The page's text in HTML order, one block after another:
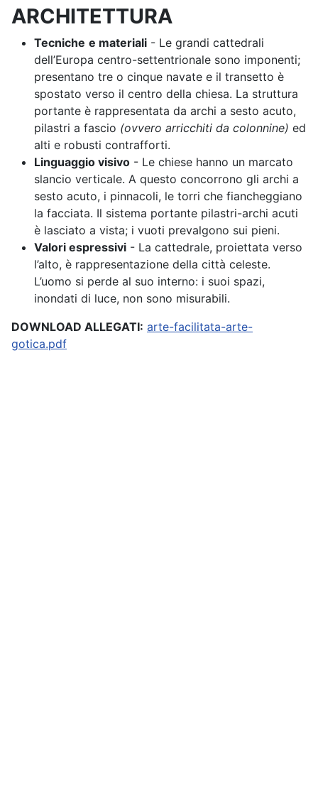
ARCHITETTURA
Tecniche e materiali - Le grandi cattedrali
dell’Europa centro-settentrionale sono imponenti;
presentano tre o cinque navate e il transetto è
spostato verso il centro della chiesa. La struttura
portante è rappresentata da archi a sesto acuto,
pilastri a fascio (ovvero arricchiti da colonnine) ed
alti e robusti contrafforti.
Linguaggio visivo - Le chiese hanno un marcato
slancio verticale. A questo concorrono gli archi a
sesto acuto, i pinnacoli, le torri che fiancheggiano
la facciata. Il sistema portante pilastri-archi acuti
è lasciato a vista; i vuoti prevalgono sui pieni.
Valori espressivi - La cattedrale, proiettata verso
l’alto, è rappresentazione della città celeste.
L’uomo si perde al suo interno: i suoi spazi,
inondati di luce, non sono misurabili.
DOWNLOAD ALLEGATI: arte-facilitata-arte-
gotica.pdf